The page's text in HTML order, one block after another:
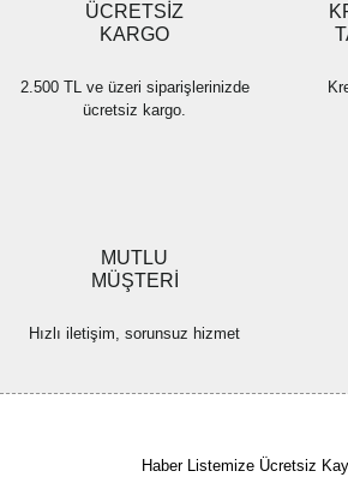
ÜCRETSİZ
KARGO
2.500 TL ve üzeri siparişlerinizde
ücretsiz kargo.
MUTLU
MÜŞTERİ
Hızlı iletişim, sorunsuz hizmet
Haber Listemize Ücretsiz